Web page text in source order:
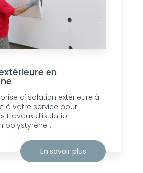
en
d'isolation extérieure à
à votre service pour
travaux d'isolation
polystyrène....
En savoir plus